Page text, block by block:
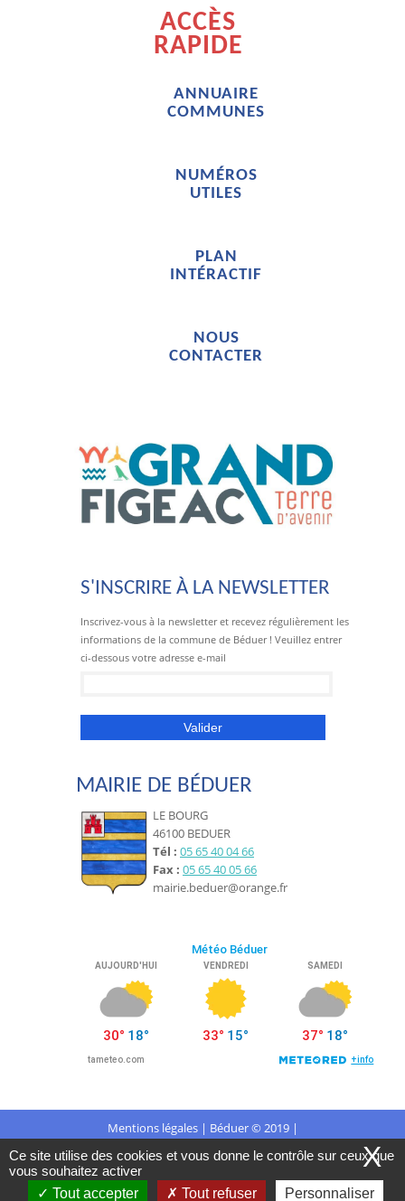
ACCÈS
RAPIDE
ANNUAIRE
COMMUNES
NUMÉROS
UTILES
PLAN
INTÉRACTIF
NOUS
CONTACTER
S'INSCRIRE À LA NEWSLETTER
Inscrivez-vous à la newsletter et recevez régulièrement les
informations de la commune de Béduer ! Veuillez entrer
ci-dessous votre adresse e-mail
MAIRIE DE BÉDUER
LE BOURG
46100 BEDUER
Tél : 05 65 40 04 66
Fax : 05 65 40 05 66
mairie.beduer@orange.fr
Mentions légales | Béduer © 2019 |
Conception Citopia- Solution de site internet pour X
Ce site utilise des cookies et vous donne le contrôle sur ceux que
vous souhaitez activer
Tout accepter
Tout refuser Personnaliser